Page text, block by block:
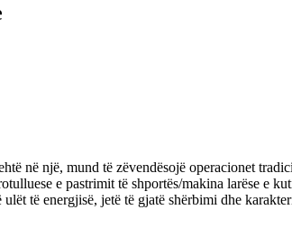
në një, mund të zëvendësojë operacionet
e pastrimit të shportës/makina larëse e
të energjisë, jetë të gjatë shërbimi dhe